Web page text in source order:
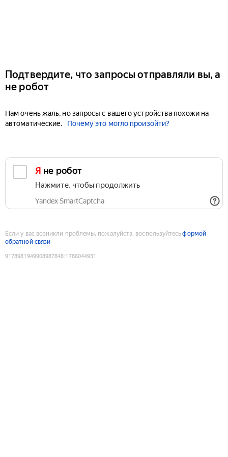
Подтвердите, что запросы отправляли вы, а
не робот
Нам очень жаль, но запросы с вашего устройства похожи на
автоматические.
Почему это могло произойти?
Я не робот
Нажмите, чтобы продолжить
Yandex SmartCaptcha
Если у вас возникли проблемы, пожалуйста, воспользуйтесьформой
обратной связи
9178981949908987848:1786044931